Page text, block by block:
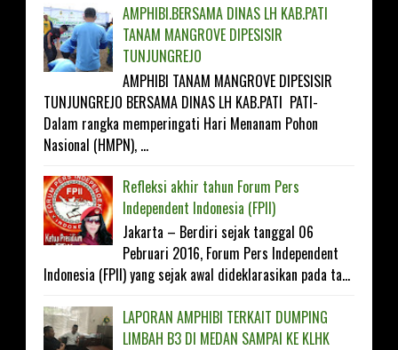
AMPHIBI.BERSAMA DINAS LH KAB.PATI
TANAM MANGROVE DIPESISIR
TUNJUNGREJO
AMPHIBI TANAM MANGROVE DIPESISIR
TUNJUNGREJO BERSAMA DINAS LH KAB.PATI PATI-
Dalam rangka memperingati Hari Menanam Pohon
Nasional (HMPN), ...
Refleksi akhir tahun Forum Pers
Independent Indonesia (FPII)
Jakarta – Berdiri sejak tanggal 06
Pebruari 2016, Forum Pers Independent
Indonesia (FPII) yang sejak awal dideklarasikan pada ta...
LAPORAN AMPHIBI TERKAIT DUMPING
LIMBAH B3 DI MEDAN SAMPAI KE KLHK